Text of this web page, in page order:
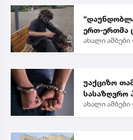
ერთ-ერთმა
დაკარგა” |
ახალი ამბები
უაქციზო
სასაზღვრო
ერთი პირი
ახალი ამბები